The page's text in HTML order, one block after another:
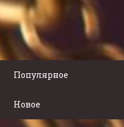
Популярное
Новое